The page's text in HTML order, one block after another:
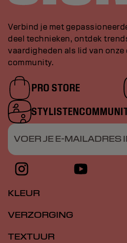
Verbind je met
deel technieken, ontdek
vaardigheden als lid van onze
community.
PRO STORE
VOER JE E-MAILADRES
KLEUR
VERZORGING
TEXTUUR